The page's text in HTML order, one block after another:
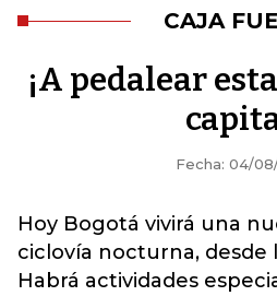
CAJA
¡A pedalear
Fecha: 04/
Hoy Bogotá vivirá una
ciclovía nocturna, desde
Habrá actividades